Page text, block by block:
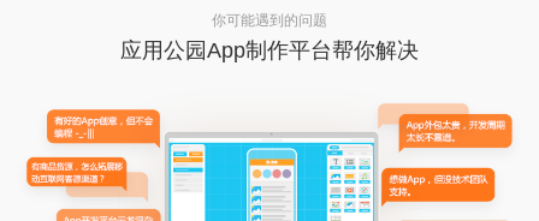
你可能遇到的问题
应用公园App制作平台帮你解决